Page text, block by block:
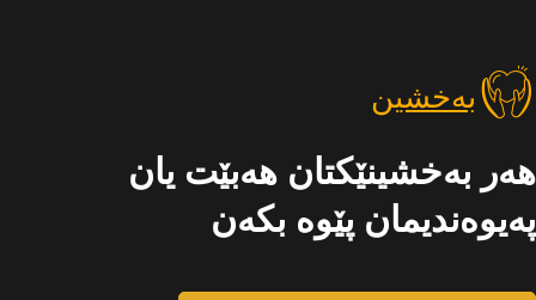
بەخشین
هەر بەخشینێکتان هەبێت یان
پەیوەندیمان پێوە بکەن